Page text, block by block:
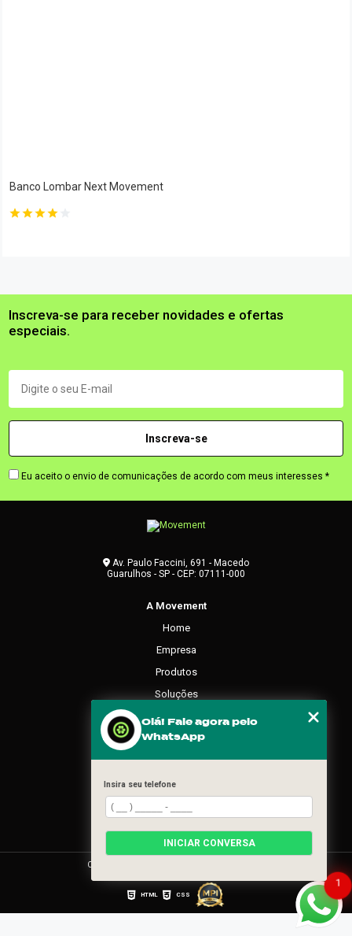
Banco Lombar Next Movement
Inscreva-se para receber novidades e ofertas
especiais.
Eu aceito o envio de comunicações de acordo com meus interesses *
Av. Paulo Faccini, 691 - Macedo
Guarulhos - SP - CEP: 07111-000
A Movement
Home
Empresa
Produtos
Soluções
Contato
Categorias
Mapa do site
REDES SOCIAIS
Copyright © Movement. (Lei 9610 de 19/02/1998)
HTML CSS
1
Olá! Fale agora pelo
WhatsApp
Insira seu telefone
INICIAR CONVERSA